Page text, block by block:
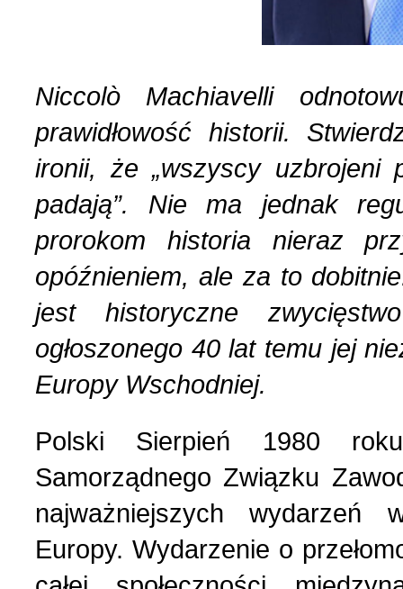
Niccolò Machiavelli
prawidłowość historii.
ironii, że „wszyscy uzbrojeni
padają”. Nie ma jednak
prorokom historia nieraz
opóźnieniem, ale za to
jest historyczne
ogłoszonego 40 lat temu jej
Europy Wschodniej.
Polski Sierpień 1980
Samorządnego Związku
najważniejszych wydarzeń
Europy. Wydarzenie o